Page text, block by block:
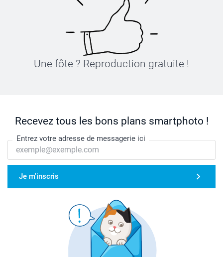
Une fôte ? Reproduction gratuite !
Recevez tous les bons plans smartphoto !
Entrez votre adresse de messagerie ici
Je m'inscris